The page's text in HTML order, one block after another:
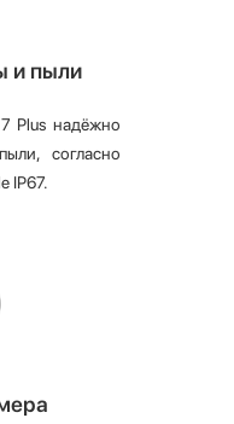
и пыли
Plus надёжно
согласно
IP67.